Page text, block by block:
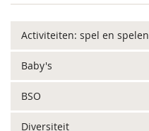
Activiteiten: spel en spelen
Baby's
BSO
Diversiteit